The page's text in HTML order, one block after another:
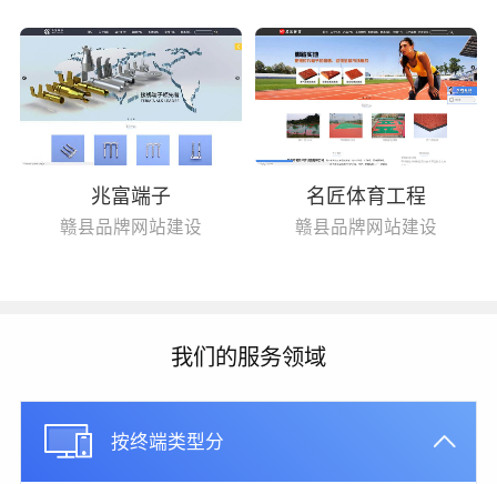
兆富端子
赣县品牌网站建设
名匠体育工程
赣县品牌网站建设
我们的服务领域
按终端类型分